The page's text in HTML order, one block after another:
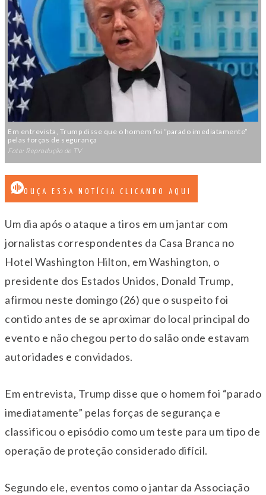
Em entrevista, Trump disse que o homem foi “parado imediatamente”
pelas forças de segurança
Foto: Reprodução de TV
OUÇA ESSA NOTÍCIA CLICANDO AQUI
Um dia após o ataque a tiros em um jantar com
jornalistas correspondentes da Casa Branca no
Hotel Washington Hilton, em Washington, o
presidente dos Estados Unidos, Donald Trump,
afirmou neste domingo (26) que o suspeito foi
contido antes de se aproximar do local principal do
evento e não chegou perto do salão onde estavam
autoridades e convidados.
Em entrevista, Trump disse que o homem foi “parado
imediatamente” pelas forças de segurança e
classificou o episódio como um teste para um tipo de
operação de proteção considerado difícil.
Segundo ele, eventos como o jantar da Associação